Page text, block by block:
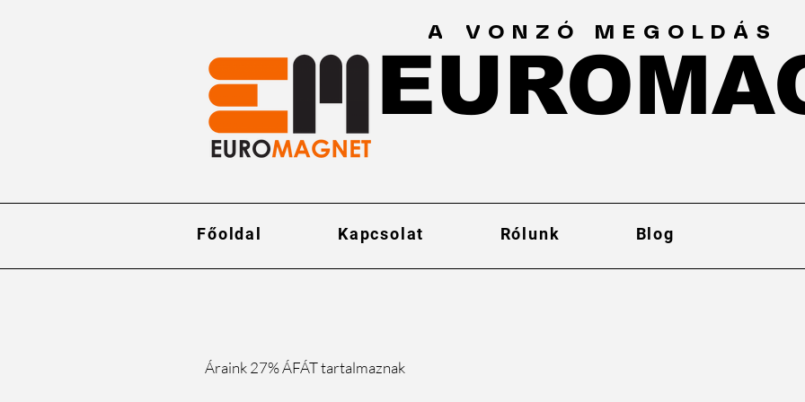
A VONZÓ MEGOLDÁS
Főoldal Kapcsolat Rólunk Blog
Áraink 27% ÁFÁT tartalmaznak